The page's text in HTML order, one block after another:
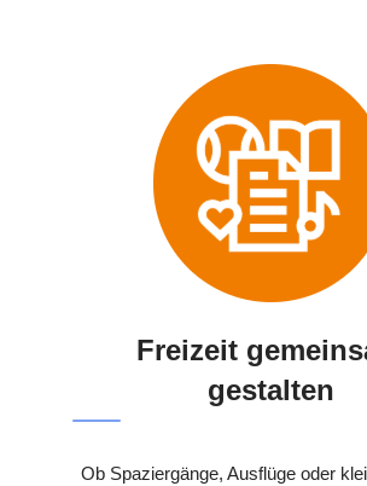
Freizeit
gestalten
Ob Spaziergänge, Ausflüge oder